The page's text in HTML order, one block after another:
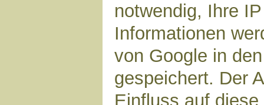
notwendig, Ihre
Informationen
von Google in
gespeichert. Der
Einfluss auf